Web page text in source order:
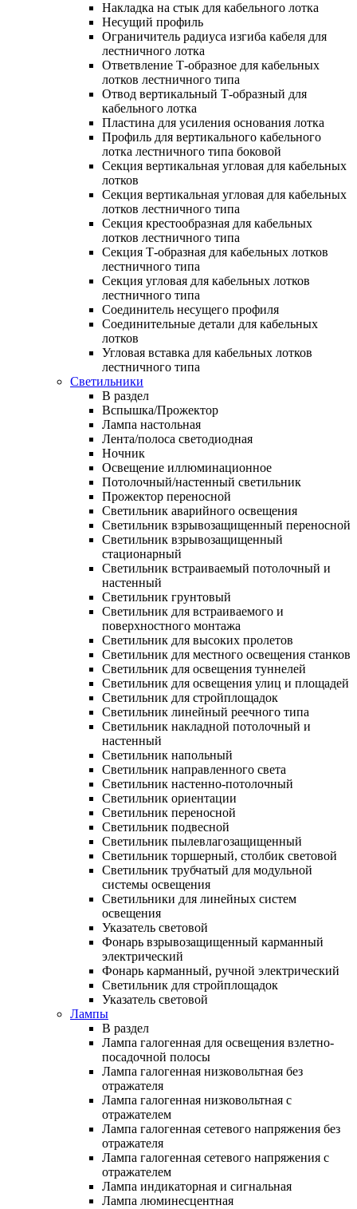
Накладка на стык для кабельного лотка
Несущий профиль
Ограничитель радиуса изгиба кабеля для
лестничного лотка
Ответвление Т-образное для кабельных
лотков лестничного типа
Отвод вертикальный Т-образный для
кабельного лотка
Пластина для усиления основания лотка
Профиль для вертикального кабельного
лотка лестничного типа боковой
Секция вертикальная угловая для кабельных
лотков
Секция вертикальная угловая для кабельных
лотков лестничного типа
Секция крестообразная для кабельных
лотков лестничного типа
Секция Т-образная для кабельных лотков
лестничного типа
Секция угловая для кабельных лотков
лестничного типа
Соединитель несущего профиля
Соединительные детали для кабельных
лотков
Угловая вставка для кабельных лотков
лестничного типа
Светильники
В раздел
Вспышка/Прожектор
Лампа настольная
Лента/полоса светодиодная
Ночник
Освещение иллюминационное
Потолочный/настенный светильник
Прожектор переносной
Светильник аварийного освещения
Светильник взрывозащищенный переносной
Светильник взрывозащищенный
стационарный
Светильник встраиваемый потолочный и
настенный
Светильник грунтовый
Светильник для встраиваемого и
поверхностного монтажа
Светильник для высоких пролетов
Светильник для местного освещения станков
Светильник для освещения туннелей
Светильник для освещения улиц и площадей
Светильник для стройплощадок
Светильник линейный реечного типа
Светильник накладной потолочный и
настенный
Светильник напольный
Светильник направленного света
Светильник настенно-потолочный
Светильник ориентации
Светильник переносной
Светильник подвесной
Светильник пылевлагозащищенный
Светильник торшерный, столбик световой
Светильник трубчатый для модульной
системы освещения
Светильники для линейных систем
освещения
Указатель световой
Фонарь взрывозащищенный карманный
электрический
Фонарь карманный, ручной электрический
Светильник для стройплощадок
Указатель световой
Лампы
В раздел
Лампа галогенная для освещения взлетно-
посадочной полосы
Лампа галогенная низковольтная без
отражателя
Лампа галогенная низковольтная с
отражателем
Лампа галогенная сетевого напряжения без
отражателя
Лампа галогенная сетевого напряжения с
отражателем
Лампа индикаторная и сигнальная
Лампа люминесцентная